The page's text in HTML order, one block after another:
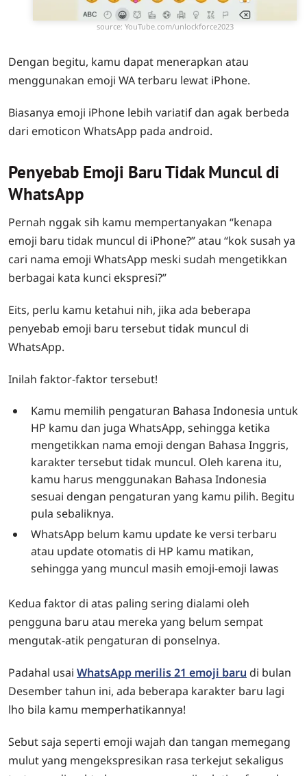
source: YouTube.com/unlockforce2023
Dengan begitu, kamu dapat menerapkan atau
menggunakan emoji WA terbaru lewat iPhone.
Biasanya emoji iPhone lebih variatif dan agak berbeda
dari emoticon WhatsApp pada android.
Penyebab Emoji Baru Tidak Muncul di
WhatsApp
Pernah nggak sih kamu mempertanyakan “kenapa
emoji baru tidak muncul di iPhone?” atau “kok susah ya
cari nama emoji WhatsApp meski sudah mengetikkan
berbagai kata kunci ekspresi?”
Eits, perlu kamu ketahui nih, jika ada beberapa
penyebab emoji baru tersebut tidak muncul di
WhatsApp.
Inilah faktor-faktor tersebut!
Kamu memilih pengaturan Bahasa Indonesia untuk
HP kamu dan juga WhatsApp, sehingga ketika
mengetikkan nama emoji dengan Bahasa Inggris,
karakter tersebut tidak muncul. Oleh karena itu,
kamu harus menggunakan Bahasa Indonesia
sesuai dengan pengaturan yang kamu pilih. Begitu
pula sebaliknya.
WhatsApp belum kamu update ke versi terbaru
atau update otomatis di HP kamu matikan,
sehingga yang muncul masih emoji-emoji lawas
Kedua faktor di atas paling sering dialami oleh
pengguna baru atau mereka yang belum sempat
mengutak-atik pengaturan di ponselnya.
Padahal usai WhatsApp merilis 21 emoji baru di bulan
Desember tahun ini, ada beberapa karakter baru lagi
lho bila kamu memperhatikannya!
Sebut saja seperti emoji wajah dan tangan memegang
mulut yang mengekspresikan rasa terkejut sekaligus